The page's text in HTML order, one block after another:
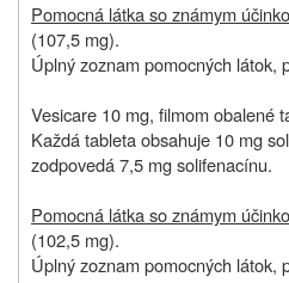
Pomocná látka so známym
(107,5 mg).
Úplný zoznam pomocných látok,
Vesicare 10 mg, filmom obalené
Každá tableta obsahuje 10 mg
zodpovedá 7,5 mg solifenacínu.
Pomocná látka so známym
(102,5 mg).
Úplný zoznam pomocných látok,